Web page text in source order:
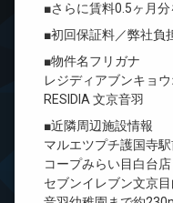
■さらに賃料0.5ヶ月
■初回保証料／弊社負
■物件名フリガナ
レジディアブンキョ
RESIDIA 文京音羽
■近隣周辺施設情報
マルエツプチ護国寺
コープみらい目白台
セブンイレブン文京